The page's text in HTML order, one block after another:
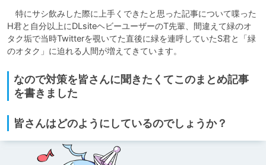
特にサシ飲みした際に上手くできたと思った記事について喋った
H君と自分以上にDLsiteヘビーユーザーのT先輩、間違えて緑のオ
タク垢で当時Twitterを覗いてた直後に緑を連呼していたS君と「緑
のオタク」に迫れる人間が増えてきています。
なので対策を皆さんに聞きたくてこのまとめ記事
を書きました
皆さんはどのようにしているのでしょうか？